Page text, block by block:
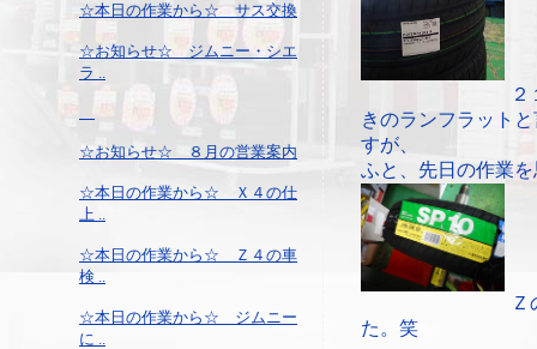
☆本日の作業から☆ サス交換
☆お知らせ☆ ジムニー・シエ
ラ ..
☆お知らせ☆ ８月の営業案内
☆本日の作業から☆ Ｘ４の仕
上 ..
☆本日の作業から☆ Ｚ４の車
検 ..
☆本日の作業から☆ ジムニー
に ..
きのランフラット
すが、
ふと、先日の作業
た。笑